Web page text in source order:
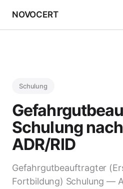
NOVOCERT
Schulung
Schulung
ADR/RID
Gefahrgutbeauftragter
Fortbildung) Schulung —